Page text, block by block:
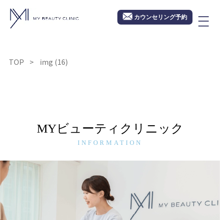
カウンセリング予約
TOP img (16)
MYビューティクリニック
INFORMATION